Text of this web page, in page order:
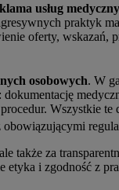
usług
praktyk
oferty, wskazań,
osobowych. W
Wszystkie
także za
etyka i zgodność z